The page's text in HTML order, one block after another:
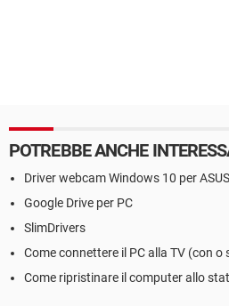
POTREBBE ANCHE
Driver webcam Windows 10 per
Google Drive per PC
SlimDrivers
Come connettere il PC alla TV (con o
Come ripristinare il computer allo